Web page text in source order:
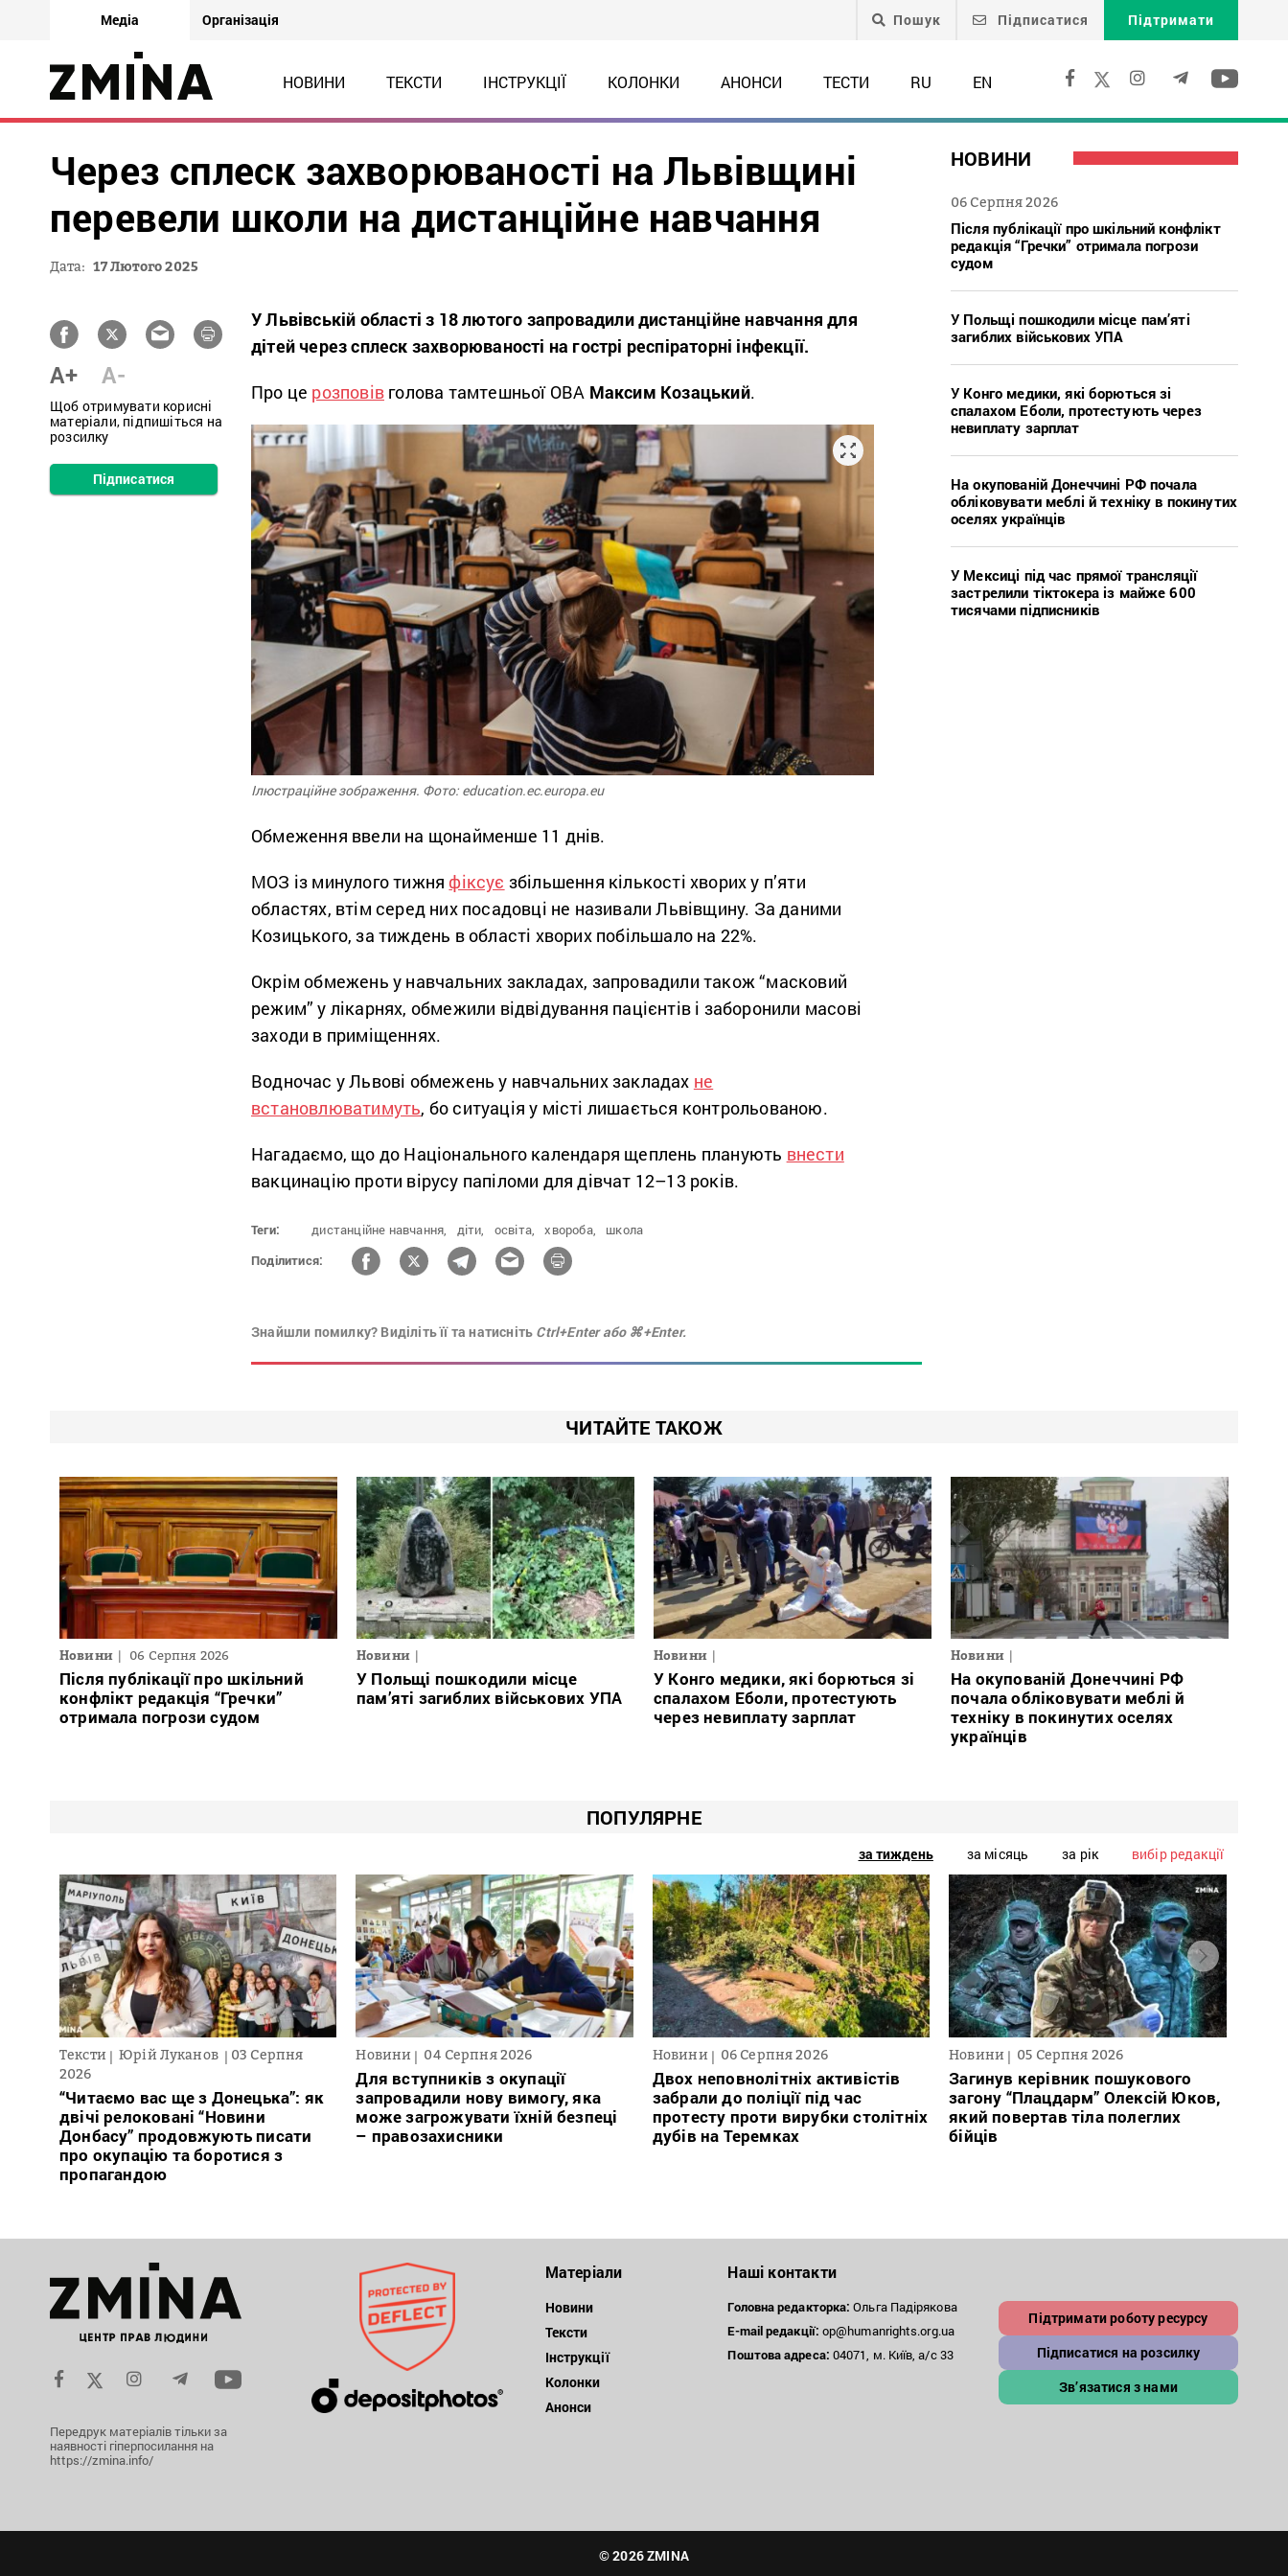
Медіа Організація Пошук Підписатися Підтримати
НОВИНИ ТЕКСТИ ІНСТРУКЦІЇ КОЛОНКИ АНОНСИ ТЕСТИ RU EN
Через сплеск захворюваності на Львівщині
перевели школи на дистанційне навчання
Дата: 17 Лютого 2025
A+ A-
Щоб отримувати корисні
матеріали, підпишіться на
розсилку
Підписатися
У Львівській області з 18 лютого запровадили дистанційне навчання для
дітей через сплеск захворюваності на гострі респіраторні інфекції.
Про це розповів голова тамтешньої ОВА Максим Козацький.
Ілюстраційне зображення. Фото: education.ec.europa.eu
Обмеження ввели на щонайменше 11 днів.
МОЗ із минулого тижня фіксує збільшення кількості хворих у п’яти
областях, втім серед них посадовці не називали Львівщину. За даними
Козицького, за тиждень в області хворих побільшало на 22%.
Окрім обмежень у навчальних закладах, запровадили також “масковий
режим” у лікарнях, обмежили відвідування пацієнтів і заборонили масові
заходи в приміщеннях.
Водночас у Львові обмежень у навчальних закладах не
встановлюватимуть, бо ситуація у місті лишається контрольованою.
Нагадаємо, що до Національного календаря щеплень планують внести
вакцинацію проти вірусу папіломи для дівчат 12–13 років.
Теги: дистанційне навчання, діти, освіта, хвороба,
школа
Поділитися:
Знайшли помилку? Виділіть її та натисніть Ctrl+Enter або ⌘+Enter.
НОВИНИ
06 Серпня 2026
Після публікації про шкільний конфлікт
редакція “Гречки” отримала погрози
судом
У Польщі пошкодили місце пам’яті
загиблих військових УПА
У Конго медики, які борються зі
спалахом Еболи, протестують через
невиплату зарплат
На окупованій Донеччині РФ почала
обліковувати меблі й техніку в покинутих
оселях українців
У Мексиці під час прямої трансляції
застрелили тіктокера із майже 600
тисячами підписників
ЧИТАЙТЕ ТАКОЖ
Новини 06 Серпня 2026
Після публікації про шкільний
конфлікт редакція “Гречки”
отримала погрози судом
Новини
У Польщі пошкодили місце
пам’яті загиблих військових УПА
Новини
У Конго медики, які борються зі
спалахом Еболи, протестують
через невиплату зарплат
Новини
На окупованій Донеччині РФ
почала обліковувати меблі й
техніку в покинутих оселях
українців
ПОПУЛЯРНЕ
за тиждень за місяць за рік вибір редакції
Тексти Юрій Луканов
03 Серпня
2026
“Читаємо вас ще з Донецька”: як
двічі релоковані “Новини
Донбасу” продовжують писати
про окупацію та боротися з
пропагандою
Новини 04 Серпня 2026
Для вступників з окупації
запровадили нову вимогу, яка
може загрожувати їхній безпеці
– правозахисники
Новини 06 Серпня 2026
Двох неповнолітніх активістів
забрали до поліції під час
протесту проти вирубки столітніх
дубів на Теремках
Новини 05 Серпня 2026
Загинув керівник пошукового
загону “Плацдарм” Олексій Юков,
який повертав тіла полеглих
бійців
Передрук матеріалів тільки за
наявності гіперпосилання на
https://zmina.info/
Матеріали
Новини
Тексти
Інструкції
Колонки
Анонси
Наші контакти
Головна редакторка: Ольга Падірякова
E-mail редакції: op@humanrights.org.ua
Поштоваадреса: 04071, м. Київ, а/с 33
Підтримати роботу ресурсу
Підписатися на розсилку
Зв’язатися з нами
© 2026 ZMINA